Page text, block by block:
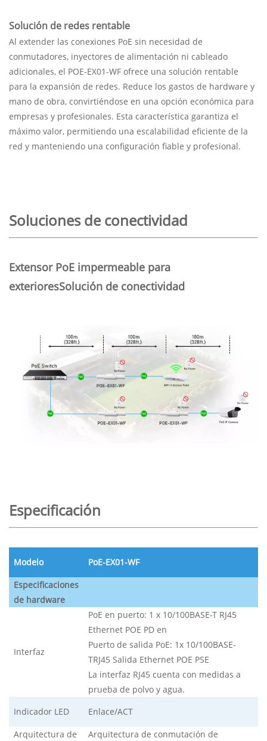
Solución de redes rentable
Al extender las conexiones PoE sin necesidad de
conmutadores, inyectores de alimentación ni cableado
adicionales, el POE-EX01-WF ofrece una solución rentable
para la expansión de redes. Reduce los gastos de hardware y
mano de obra, convirtiéndose en una opción económica para
empresas y profesionales. Esta característica garantiza el
máximo valor, permitiendo una escalabilidad eficiente de la
red y manteniendo una configuración fiable y profesional.
Soluciones de conectividad
Extensor PoE impermeable para
exterioresSolución de conectividad
Especificación
Modelo
PoE-EX01-WF
Especificaciones
de hardware
Interfaz
PoE en puerto: 1 x 10/100BASE-T RJ45
Ethernet POE PD en
Puerto de salida PoE: 1x 10/100BASE-
TRJ45 Salida Ethernet POE PSE
La interfaz RJ45 cuenta con medidas a
prueba de polvo y agua.
Indicador LED
Enlace/ACT
Arquitectura de
Arquitectura de conmutación de